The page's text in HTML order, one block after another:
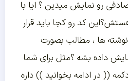
رو نمایش میدین ؟ ایا با
کد رو کجا باید قرار
نوشته ها ، مطالب بصورت
داده بشه ؟مثل برای شما
(( در ادامه بخوانید )) داره